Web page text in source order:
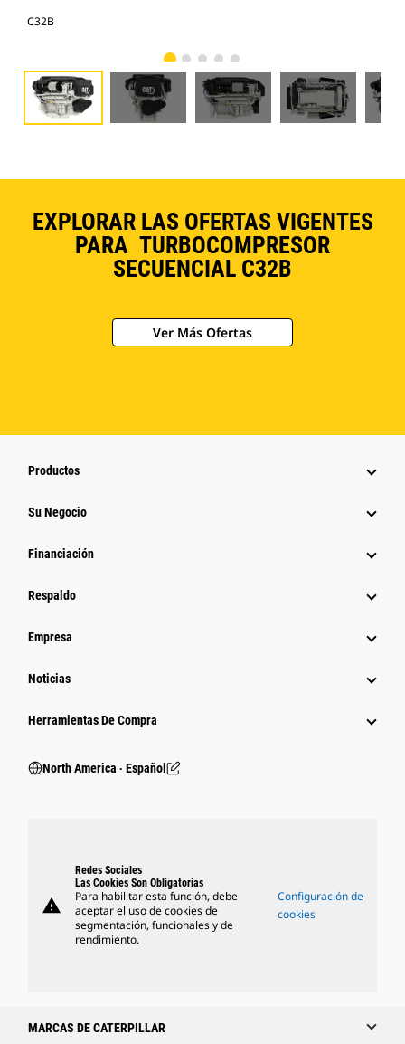
C32B
EXPLORAR LAS OFERTAS VIGENTES
PARA TURBOCOMPRESOR
SECUENCIAL C32B
Ver Más Ofertas
Productos
Su Negocio
Financiación
Respaldo
Empresa
Noticias
Herramientas De Compra
North America ‧ Español
warning
Redes Sociales
Las Cookies Son Obligatorias
Para habilitar esta función, debe
aceptar el uso de cookies de
segmentación, funcionales y de
rendimiento.
Configuración de
cookies
MARCAS DE CATERPILLAR